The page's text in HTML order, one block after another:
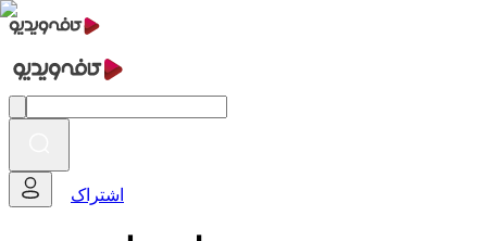
اشتراک